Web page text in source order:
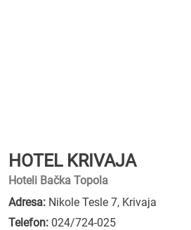
HOTEL KRIVAJA
Hoteli Bačka Topola
Adresa: Nikole Tesle 7, Krivaja
Telefon: 024/724-025